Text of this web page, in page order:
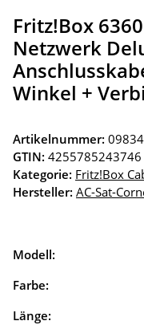
Fritz!Box
Netzwerk
Winkel +
Artikelnummer:
GTIN: 4255785243746
Kategorie: Fritz!Box
Hersteller: AC-Sat-
Modell:
Farbe:
Länge: